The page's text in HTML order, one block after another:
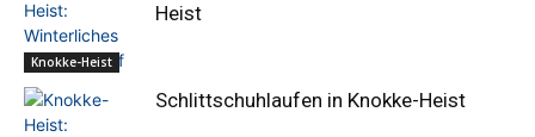
Knokke-Heist
Heist
Schlittschuhlaufen in Knokke-Heist